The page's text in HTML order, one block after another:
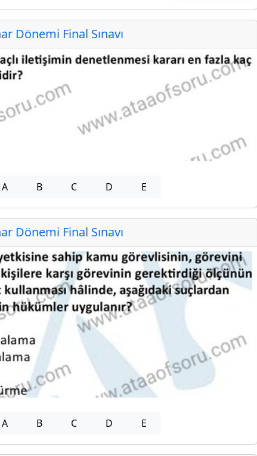
Dönemi Final Sınavı
A B C D E
Dönemi Final Sınavı
A B C D E